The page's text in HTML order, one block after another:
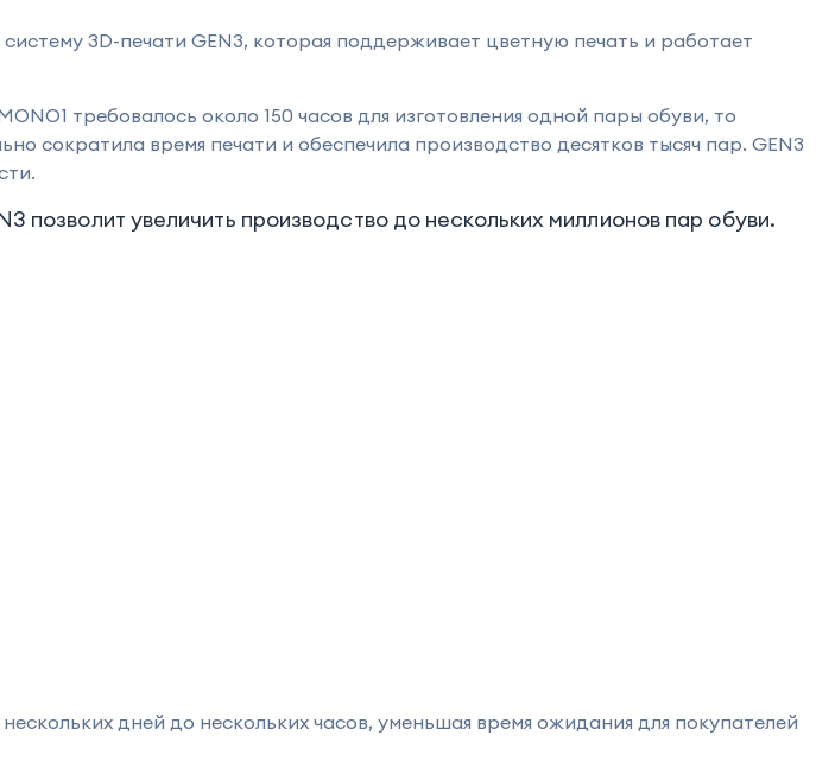
3D-печати GEN3, которая поддерживает цветную печать и работает
требовалось около 150 часов для изготовления одной пары обуви, то
сократила время печати и обеспечила производство десятков тысяч пар. GEN3
позволит увеличить производство до нескольких миллионов пар обуви.
дней до нескольких часов, уменьшая время ожидания для покупателей